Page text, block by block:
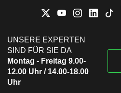
UNSERE EXPERTEN
SIND FÜR SIE DA
Montag - Freitag 9.00-
12.00 Uhr / 14.00-18.00
Uhr